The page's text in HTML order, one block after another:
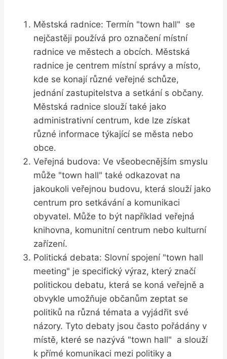
Městská radnice: Termín "town ​hall" ⁣ se
nejčastěji používá pro označení‍ místní⁤
radnice ve městech ​a obcích. Městská
radnice je centrem ⁣místní​ správy ⁣a místo,
kde⁤ se konají‌ různé veřejné⁢ schůze,
jednání zastupitelstva a setkání s občany.
Městská radnice​ slouží​ také jako⁤
administrativní centrum, kde lze získat
‍různé ⁤informace týkající ‌se města ‍nebo
obce.
Veřejná budova: Ve všeobecnějším‍ smyslu
‍může "town​ hall" také‌ odkazovat na ​
jakoukoli veřejnou ‍budovu, která slouží jako
centrum pro setkávání a komunikaci⁣
obyvatel. Může to​ být například ‌veřejná
knihovna, komunitní ⁣centrum⁢ nebo ⁣kulturní
zařízení.
Politická debata: Slovní spojení "town hall
meeting" je⁢ specifický výraz, který značí
politickou‍ debatu, ​která se koná‍ veřejně a‍
obvykle umožňuje⁤ občanům​ zeptat se
politiků na různá ‍témata a vyjádřit své
názory. Tyto ‌debaty jsou často pořádány v
místě, které ‍se nazývá "town hall" ⁤ a slouží
k přímé⁣ komunikaci mezi politiky ⁤a